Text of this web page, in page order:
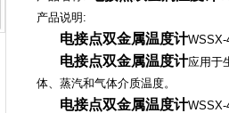
产品说明:
电接点双金属温度计WSSX-
电接点双金属温度计应用于
体、蒸汽和气体介质温度。
电接点双金属温度计